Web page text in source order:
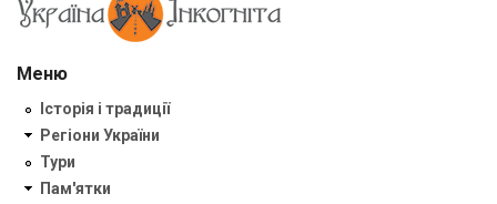
Меню
Історія і традиції
Регіони України
Тури
Пам'ятки